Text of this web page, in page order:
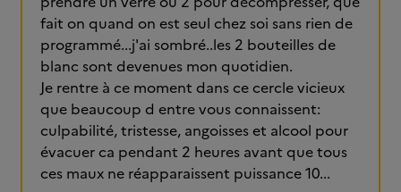
fait on quand on est seul chez soi sans rien de
programmé...j'ai sombré..les 2 bouteilles de
blanc sont devenues mon quotidien.
Je rentre à ce moment dans ce cercle vicieux
que beaucoup d entre vous connaissent:
culpabilité, tristesse, angoisses et alcool pour
évacuer ca pendant 2 heures avant que tous
ces maux ne réapparaissent puissance 10...